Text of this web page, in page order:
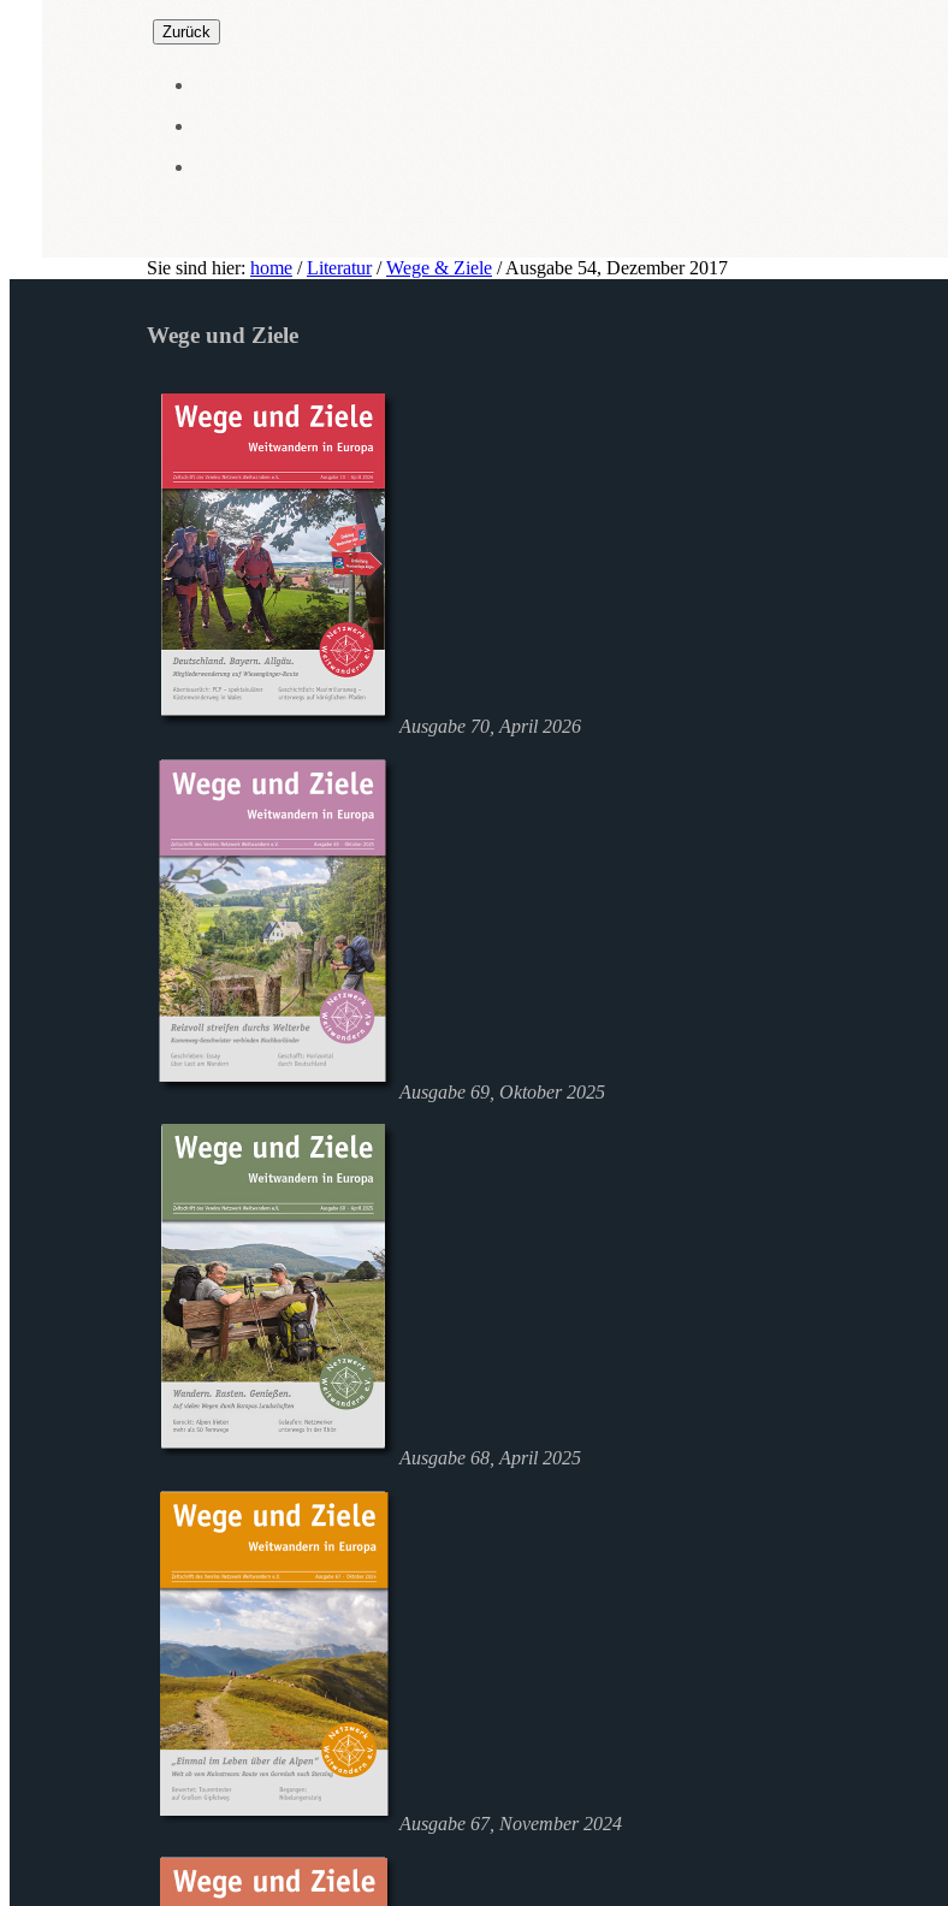
Zurück
Sie sind hier: home /Literatur/Wege & Ziele /Ausgabe 54, Dezember 2017
Wege und Ziele
Ausgabe 70, April 2026
Ausgabe 69, Oktober 2025
Ausgabe 68, April 2025
Ausgabe 67, November 2024